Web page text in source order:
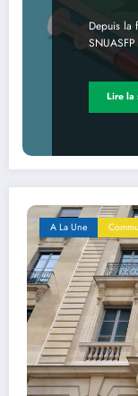
Depuis la
Lire la
A La Une